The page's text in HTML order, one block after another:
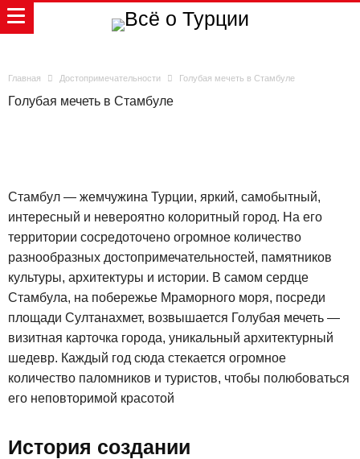
Главная Достопримечательности Голубая мечеть в Стамбуле
Голубая мечеть в Стамбуле
Стамбул — жемчужина Турции, яркий, самобытный,
интересный и невероятно колоритный город. На его
территории сосредоточено огромное количество
разнообразных достопримечательностей, памятников
культуры, архитектуры и истории. В самом сердце
Стамбула, на побережье Мраморного моря, посреди
площади Султанахмет, возвышается Голубая мечеть —
визитная карточка города, уникальный архитектурный
шедевр. Каждый год сюда стекается огромное
количество паломников и туристов, чтобы полюбоваться
его неповторимой красотой
История создании